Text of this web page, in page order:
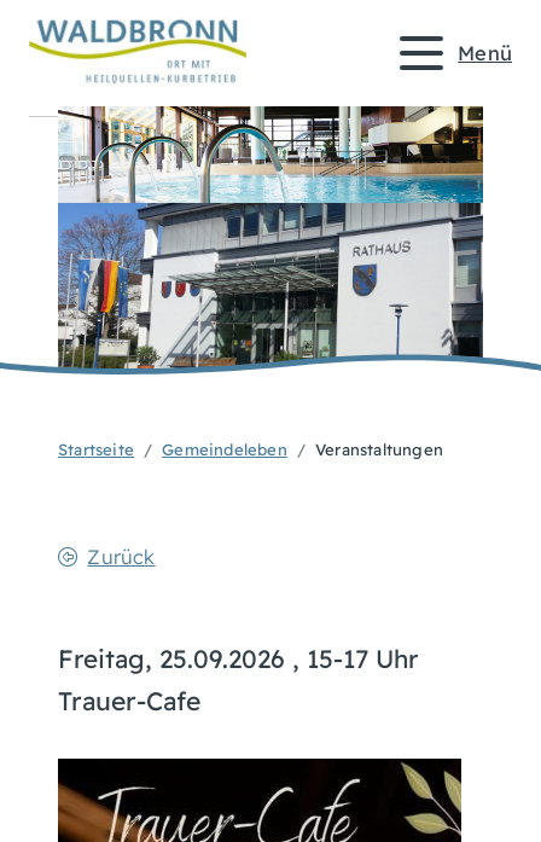
Menü
Startseite Gemeindeleben Veranstaltungen
Zurück
Freitag, 25.09.2026 , 15-17 Uhr
Trauer-Cafe